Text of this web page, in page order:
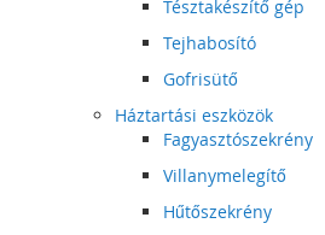
Tésztakészítő gép
Tejhabosító
Gofrisütő
Háztartási eszközök
Fagyasztószekrény
Villanymelegítő
Hűtőszekrény